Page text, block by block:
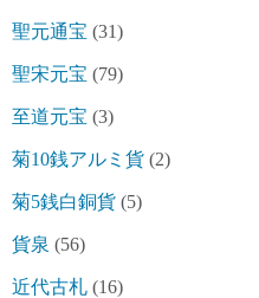
聖元通宝 (31)
聖宋元宝 (79)
至道元宝 (3)
菊10銭アルミ貨 (2)
菊5銭白銅貨 (5)
貨泉 (56)
近代古札 (16)